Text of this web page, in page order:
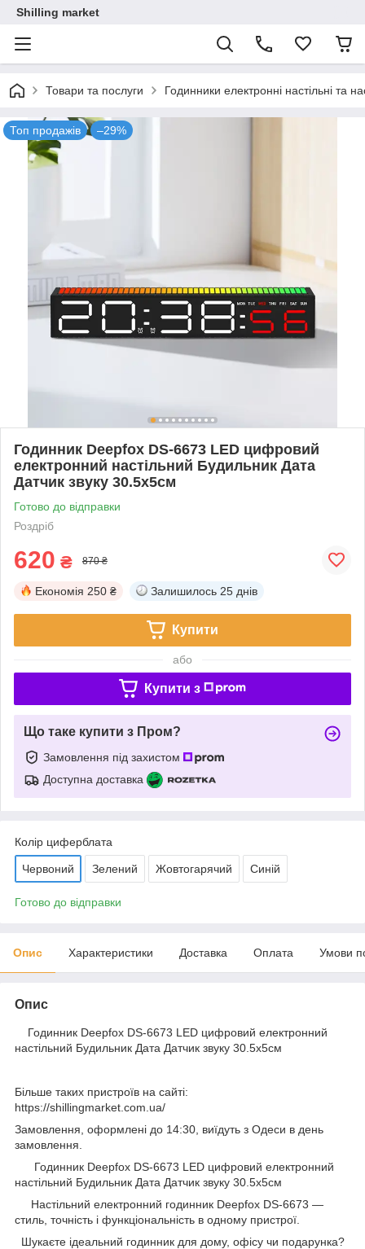
Shilling market
Товари та послуги Годинники електронні настільні та
Топ продажів –29%
Годинник Deepfox DS-6673 LED цифровий
електронний настільний Будильник Дата
Датчик звуку 30.5х5см
Готово до відправки
Роздріб
620 ₴ 870 ₴
Економія 250 ₴ Залишилось 25 днів
Купити
або
Купити з
Що таке купити з Пром?
Замовлення під захистом
Доступна доставка
Колір циферблата
Червоний Зелений Жовтогарячий Синій
Готово до відправки
Опис Характеристики Доставка Оплата Умови
Опис
Годинник Deepfox DS-6673 LED цифровий електронний
настільний Будильник Дата Датчик звуку 30.5х5см
Більше таких пристроїв на сайті:
https://shillingmarket.com.ua/
Замовлення, оформлені до 14:30, виїдуть з Одеси в день
замовлення.
Годинник Deepfox DS-6673 LED цифровий електронний
настільний Будильник Дата Датчик звуку 30.5х5см
Настільний електронний годинник Deepfox DS-6673 —
стиль, точність і функціональність в одному пристрої.
Шукаєте ідеальний годинник для дому, офісу чи подарунка?